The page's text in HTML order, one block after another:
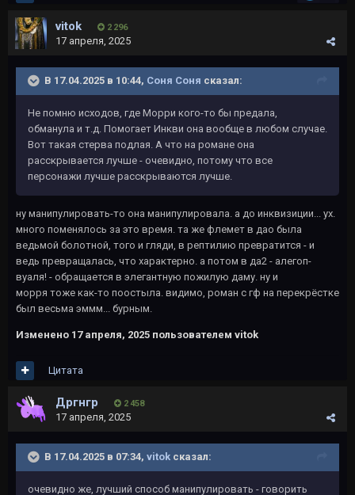
vitok 2 296
17 апреля, 2025
В 17.04.2025 в 10:44, Соня Соня сказал:
Не помню исходов, где Морри кого-то бы предала,
обманула и т.д. Помогает Инкви она вообще в любом случае.
Вот такая стерва подлая. А что на романе она
расскрывается лучше - очевидно, потому что все
персонажи лучше расскрываются лучше.
ну манипулировать-то она манипулировала. а до инквизиции... ух.
много поменялось за это время. та же флемет в дао была
ведьмой болотной, того и гляди, в рептилию превратится - и
ведь превращалась, что характерно. а потом в да2 - алегоп-
вуаля! - обращается в элегантную пожилую даму. ну и
морря тоже как-то поостыла. видимо, роман с гф на перекрёстке
был весьма эммм... бурным.
Изменено 17 апреля, 2025 пользователем vitok
Цитата
Дргнгр 2 458
17 апреля, 2025
В 17.04.2025 в 07:34, vitok сказал:
очевидно же, лучший способ манипулировать - говорить